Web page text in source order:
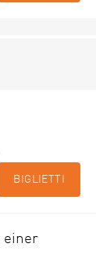
BIGLIETTI
einer